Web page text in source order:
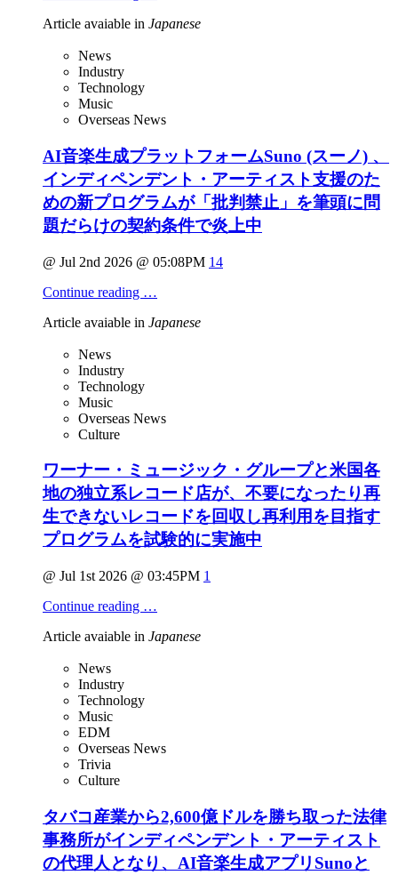
Article avaiable in Japanese
News
Industry
Technology
Music
Overseas News
AI音楽生成プラットフォームSuno (スーノ) 、
インディペンデント・アーティスト支援のた
めの新プログラムが「批判禁止」を筆頭に問
題だらけの契約条件で炎上中
@ Jul 2nd 2026 @ 05:08PM 14
Continue reading …
Article avaiable in Japanese
News
Industry
Technology
Music
Overseas News
Culture
ワーナー・ミュージック・グループと米国各
地の独立系レコード店が、不要になったり再
生できないレコードを回収し再利用を目指す
プログラムを試験的に実施中
@ Jul 1st 2026 @ 03:45PM 1
Continue reading …
Article avaiable in Japanese
News
Industry
Technology
Music
EDM
Overseas News
Trivia
Culture
タバコ産業から2,600億ドルを勝ち取った法律
事務所がインディペンデント・アーティスト
の代理人となり、AI音楽生成アプリSunoと